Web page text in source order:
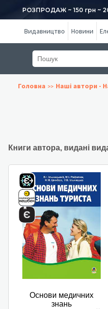
РОЗПРОДАЖ ~ 150 грн ~
Видавництво Новини
Головна Наші автори -
Книги автора, видані
Основи медичних
знань